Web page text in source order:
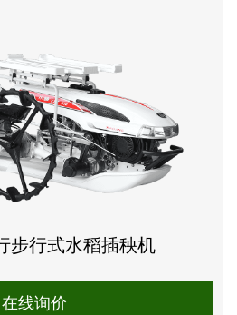
步行式水稻插秧机
在线询价